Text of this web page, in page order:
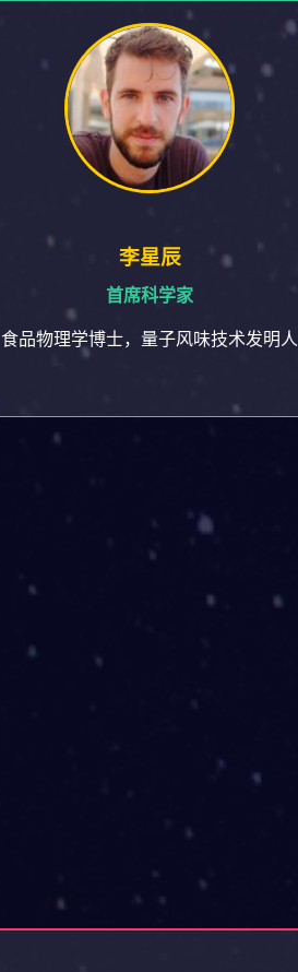
李星辰
首席科学家
食品物理学博士，量子风味技术发明人